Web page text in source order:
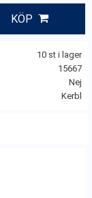
KÖP
10 st i lager
15667
Nej
Kerbl